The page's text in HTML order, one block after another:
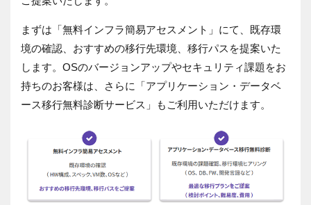
まずは「無料インフラ簡易アセスメント」にて、既存環
境の確認、おすすめの移行先環境、移行パスを提案いた
します。OSのバージョンアップやセキュリティ課題をお
持ちのお客様は、さらに「アプリケーション・データベ
ース移行無料診断サービス」もご利用いただけます。